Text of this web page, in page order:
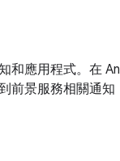
應用程式。在
前景服務相關通知